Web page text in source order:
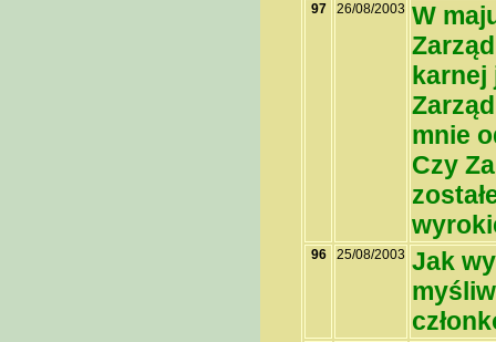
97 26/08/2003 W
karnej
mnie
Czy
96 25/08/2003 Jak